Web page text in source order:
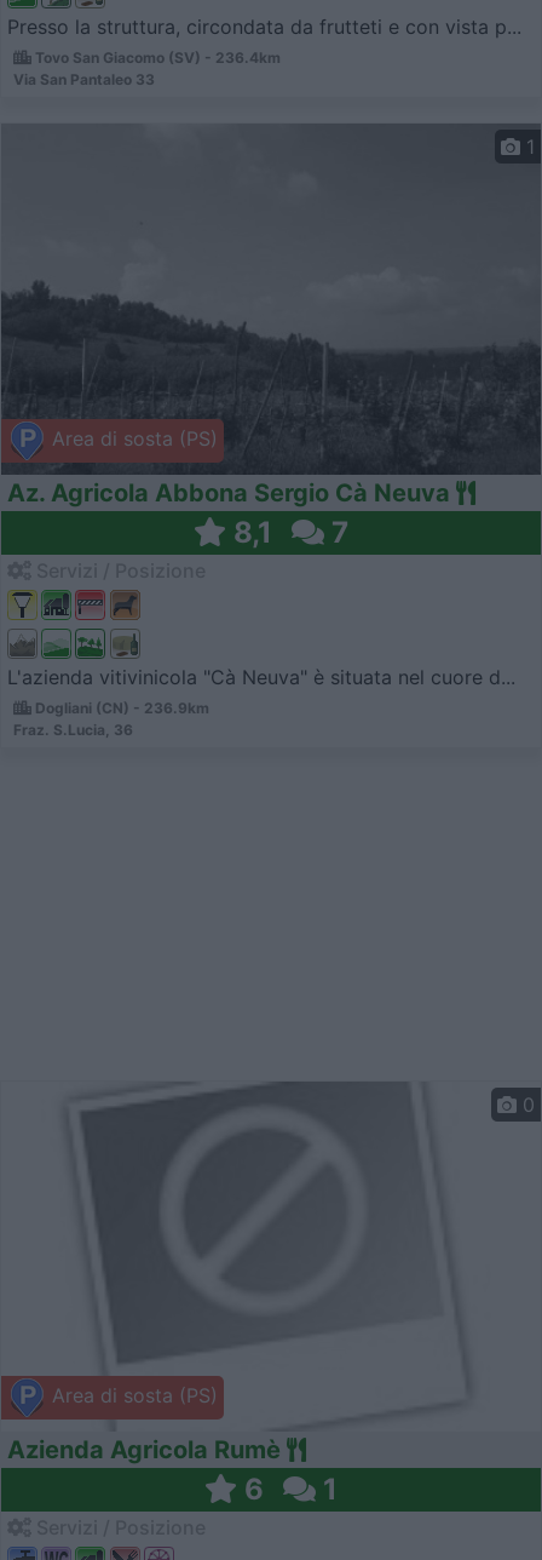
Presso la struttura, circondata da frutteti e con vista p...
Tovo San Giacomo (SV) - 236.4km
Via San Pantaleo 33
Area di sosta (PS)
1
Az. Agricola Abbona Sergio Cà Neuva
8,1 7
L'azienda vitivinicola "Cà Neuva" è situata nel cuore d...
Dogliani (CN) - 236.9km
Fraz. S.Lucia, 36
Area di sosta (PS)
0
Azienda Agricola Rumè
6 1